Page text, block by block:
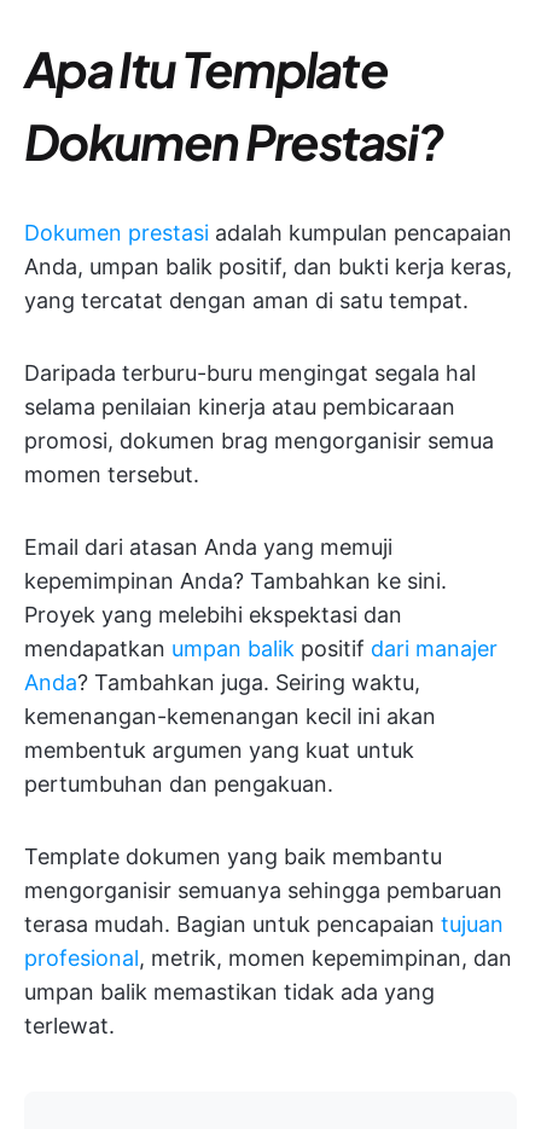
Apa Itu Template
Dokumen Prestasi?
Dokumen prestasi adalah kumpulan pencapaian
Anda, umpan balik positif, dan bukti kerja keras,
yang tercatat dengan aman di satu tempat.
Daripada terburu-buru mengingat segala hal
selama penilaian kinerja atau pembicaraan
promosi, dokumen brag mengorganisir semua
momen tersebut.
Email dari atasan Anda yang memuji
kepemimpinan Anda? Tambahkan ke sini.
Proyek yang melebihi ekspektasi dan
mendapatkan umpan balik positif dari manajer
Anda? Tambahkan juga. Seiring waktu,
kemenangan-kemenangan kecil ini akan
membentuk argumen yang kuat untuk
pertumbuhan dan pengakuan.
Template dokumen yang baik membantu
mengorganisir semuanya sehingga pembaruan
terasa mudah. Bagian untuk pencapaian tujuan
profesional, metrik, momen kepemimpinan, dan
umpan balik memastikan tidak ada yang
terlewat.